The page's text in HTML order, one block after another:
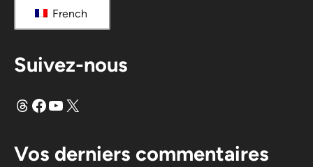
French
Suivez-nous
FilsFacebook
YouTube
X
Vos derniers commentaires